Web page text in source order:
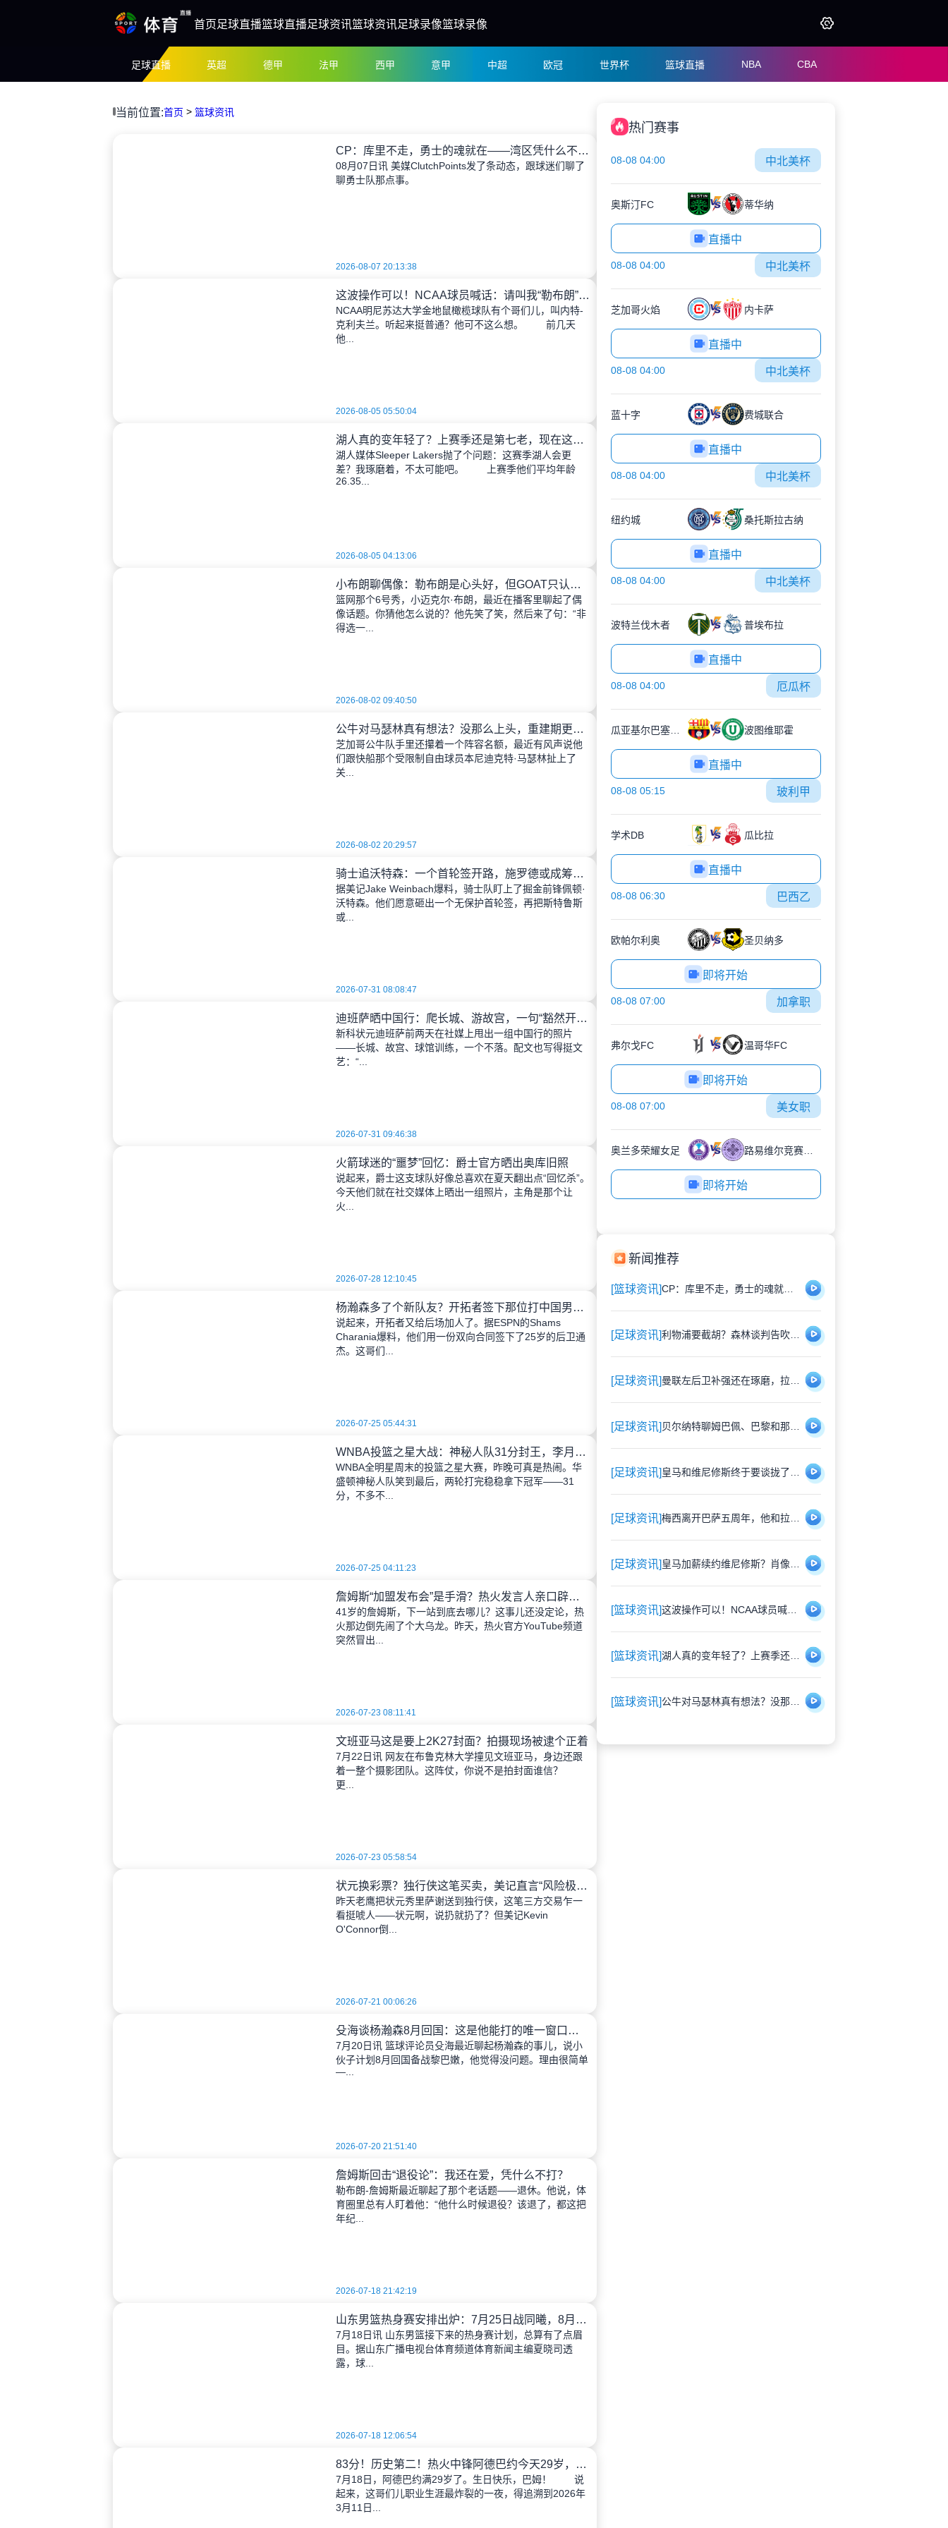
首页足球直播篮球直播足球资讯篮球资讯足球录像篮球录像
足球直播 英超 德甲 法甲 西甲 意甲 中超 欧冠 世界杯 篮球直播 NBA CBA
当前位置:首页 > 篮球资讯
CP：库里不走，勇士的魂就在——湾区凭什么不信？
08月07日讯 美媒ClutchPoints发了条动态，跟球迷们聊了
聊勇士队那点事。
2026-08-07 20:13:38
这波操作可以！NCAA球员喊话：请叫我“勒布朗”，因为我的姓是克利夫兰
NCAA明尼苏达大学金地鼠橄榄球队有个哥们儿，叫内特-
克利夫兰。听起来挺普通？他可不这么想。 前几天
他...
2026-08-05 05:50:04
湖人真的变年轻了？上赛季还是第七老，现在这阵容有点意思
湖人媒体Sleeper Lakers抛了个问题：这赛季湖人会更
差？我琢磨着，不太可能吧。 上赛季他们平均年龄
26.35...
2026-08-05 04:13:06
小布朗聊偶像：勒布朗是心头好，但GOAT只认乔丹；后卫线最爱纳什、隆多和保罗
篮网那个6号秀，小迈克尔·布朗，最近在播客里聊起了偶
像话题。你猜他怎么说的？他先笑了笑，然后来了句：“非
得选一...
2026-08-02 09:40:50
公牛对马瑟林真有想法？没那么上头，重建期更怕被合同绑住手脚
芝加哥公牛队手里还攥着一个阵容名额，最近有风声说他
们跟快船那个受限制自由球员本尼迪克特·马瑟林扯上了
关...
2026-08-02 20:29:57
骑士追沃特森：一个首轮签开路，施罗德或成筹码？
据美记Jake Weinbach爆料，骑士队盯上了掘金前锋佩顿·
沃特森。他们愿意砸出一个无保护首轮签，再把斯特鲁斯
或...
2026-07-31 08:08:47
迪班萨晒中国行：爬长城、游故宫，一句“豁然开朗”背后藏着加价风波？
新科状元迪班萨前两天在社媒上甩出一组中国行的照片
——长城、故宫、球馆训练，一个不落。配文也写得挺文
艺：“...
2026-07-31 09:46:38
火箭球迷的“噩梦”回忆：爵士官方晒出奥库旧照
说起来，爵士这支球队好像总喜欢在夏天翻出点“回忆杀”。
今天他们就在社交媒体上晒出一组照片，主角是那个让
火...
2026-07-28 12:10:45
杨瀚森多了个新队友？开拓者签下那位打中国男篮20投7中的通杰
说起来，开拓者又给后场加人了。据ESPN的Shams
Charania爆料，他们用一份双向合同签下了25岁的后卫通
杰。这哥们...
2026-07-25 05:44:31
WNBA投篮之星大战：神秘人队31分封王，李月汝队友首轮出局
WNBA全明星周末的投篮之星大赛，昨晚可真是热闹。华
盛顿神秘人队笑到最后，两轮打完稳稳拿下冠军——31
分，不多不...
2026-07-25 04:11:23
詹姆斯“加盟发布会”是手滑？热火发言人亲口辟谣：测试链接闹乌龙
41岁的詹姆斯，下一站到底去哪儿？这事儿还没定论，热
火那边倒先闹了个大乌龙。昨天，热火官方YouTube频道
突然冒出...
2026-07-23 08:11:41
文班亚马这是要上2K27封面？拍摄现场被逮个正着
7月22日讯 网友在布鲁克林大学撞见文班亚马，身边还跟
着一整个摄影团队。这阵仗，你说不是拍封面谁信？
更...
2026-07-23 05:58:54
状元换彩票？独行侠这笔买卖，美记直言“风险极低”
昨天老鹰把状元秀里萨谢送到独行侠，这笔三方交易乍一
看挺唬人——状元啊，说扔就扔了？但美记Kevin
O'Connor倒...
2026-07-21 00:06:26
殳海谈杨瀚森8月回国：这是他能打的唯一窗口期，后面两个都赶不上
7月20日讯 篮球评论员殳海最近聊起杨瀚森的事儿，说小
伙子计划8月回国备战黎巴嫩，他觉得没问题。理由很简单
—...
2026-07-20 21:51:40
詹姆斯回击“退役论”：我还在爱，凭什么不打？
勒布朗-詹姆斯最近聊起了那个老话题——退休。他说，体
育圈里总有人盯着他：“他什么时候退役？该退了，都这把
年纪...
2026-07-18 21:42:19
山东男篮热身赛安排出炉：7月25日战同曦，8月场次加码
7月18日讯 山东男篮接下来的热身赛计划，总算有了点眉
目。据山东广播电视台体育频道体育新闻主编夏晓司透
露，球...
2026-07-18 12:06:54
83分！历史第二！热火中锋阿德巴约今天29岁，聊聊他的疯狂之夜
7月18日，阿德巴约满29岁了。生日快乐，巴姆！ 说
起来，这哥们儿职业生涯最炸裂的一夜，得追溯到2026年
3月11日...
热门赛事
08-08 04:00 中北美杯
奥斯汀FC 蒂华纳
直播中
08-08 04:00 中北美杯
芝加哥火焰 内卡萨
直播中
08-08 04:00 中北美杯
蓝十字 费城联合
直播中
08-08 04:00 中北美杯
纽约城 桑托斯拉古纳
直播中
08-08 04:00 中北美杯
波特兰伐木者 普埃布拉
直播中
08-08 04:00 厄瓜杯
波图维耶霍
直播中
08-08 05:15 玻利甲
学术DB 瓜比拉
直播中
08-08 06:30 巴西乙
欧帕尔利奥 圣贝纳多
即将开始
08-08 07:00 加拿职
弗尔戈FC 温哥华FC
即将开始
08-08 07:00 美女职
奥兰多荣耀女足 路易维尔竞赛女足
即将开始
新闻推荐
[篮球资讯]
[足球资讯]
[足球资讯]
[足球资讯]
[足球资讯]
[足球资讯]
[足球资讯]
[篮球资讯]
[篮球资讯]
[篮球资讯]